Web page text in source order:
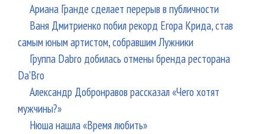
Ариана Гранде сделает перерыв в публичности
Ваня Дмитриенко побил рекорд Егора Крида, став
самым юным артистом, собравшим Лужники
Группа Dabro добилась отмены бренда ресторана
Da'Bro
Александр Добронравов рассказал «Чего хотят
мужчины?»
Нюша нашла «Время любить»